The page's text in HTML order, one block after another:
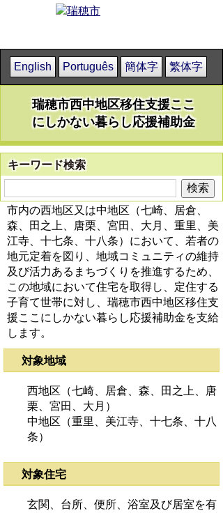
English Português 簡体字 繁体字
瑞穂市西中地区移住支援ここ
にしかない暮らし応援補助金
キーワード検索
市内の西地区又は中地区（七崎、居倉、
森、田之上、唐栗、宮田、大月、重里、美
江寺、十七条、十八条）において、若者の
地元定着を図り、地域コミュニティの維持
及び活力あるまちづくりを推進するため、
この地域において住宅を取得し、定住する
子育て世帯に対し、瑞穂市西中地区移住支
援ここにしかない暮らし応援補助金を支給
します。
対象地域
西地区（七崎、居倉、森、田之上、唐
栗、宮田、大月）
中地区（重里、美江寺、十七条、十八
条）
対象住宅
玄関、台所、便所、浴室及び居室を有